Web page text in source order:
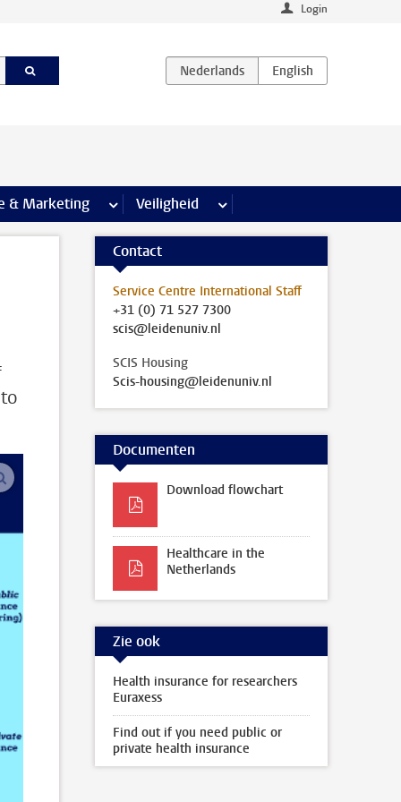
Login
& Marketing meer Communicatie & Marketing pagina’s
Veiligheid meer Veiligheid pagina’s
vergroot afbeeldingen
Contact
Service Centre International Staff
+31 (0) 71 527 7300
scis@leidenuniv.nl
SCIS Housing
Scis-housing@leidenuniv.nl
Documenten
Download flowchart
Healthcare in the
Netherlands
Zie ook
Health insurance for researchers
Euraxess
Find out if you need public or
private health insurance